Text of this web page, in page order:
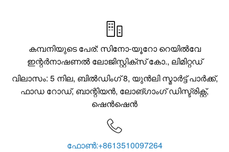

കമ്പനിയുടെ പേര്: സിനോ-യൂറോ റെയിൽവേ
ഇന്റർനാഷണൽ ലോജിസ്റ്റിക്സ് കോ., ലിമിറ്റഡ്
വിലാസം: 5 നില, ബിൽഡിംഗ് 8, യുൻലി സ്മാർട്ട് പാർക്ക്,
ഫാഡ റോഡ്, ബാന്റിയൻ, ലോങ്‌ഗാംഗ് ഡിസ്ട്രിക്റ്റ്,
ഷെൻ‌ഷെൻ

ഫോൺ:+8613510097264